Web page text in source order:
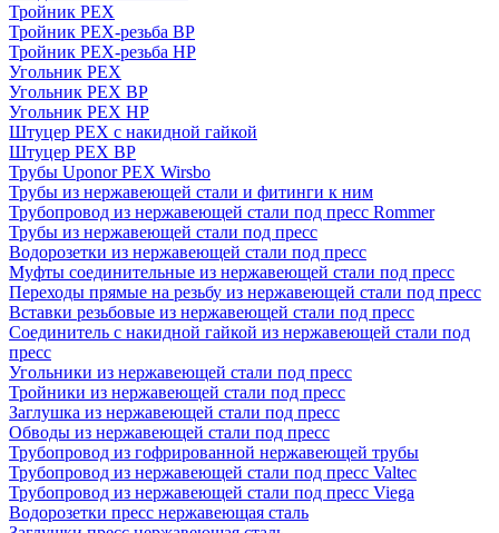
Тройник PEX
Тройник PEX-резьба ВР
Тройник PEX-резьба НР
Угольник PEX
Угольник PEX ВР
Угольник PEX НР
Штуцер PEX c накидной гайкой
Штуцер PEX ВР
Трубы Uponor PEX Wirsbo
Трубы из нержавеющей стали и фитинги к ним
Трубопровод из нержавеющей стали под пресс Rommer
Трубы из нержавеющей стали под пресс
Водорозетки из нержавеющей стали под пресс
Муфты соединительные из нержавеющей стали под пресс
Переходы прямые на резьбу из нержавеющей стали под пресс
Вставки резьбовые из нержавеющей стали под пресс
Соединитель с накидной гайкой из нержавеющей стали под
пресс
Угольники из нержавеющей стали под пресс
Тройники из нержавеющей стали под пресс
Заглушка из нержавеющей стали под пресс
Обводы из нержавеющей стали под пресс
Трубопровод из гофрированной нержавеющей трубы
Трубопровод из нержавеющей стали под пресс Valtec
Трубопровод из нержавеющей стали под пресс Viega
Водорозетки пресс нержавеющая сталь